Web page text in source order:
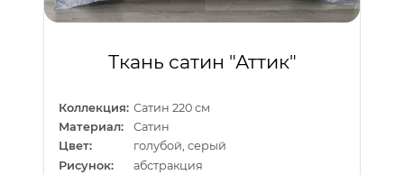
Ткань сатин "Аттик"
Коллекция: Сатин 220 см
Материал:
Сатин
Цвет:
голубой, серый
Рисунок:
абстракция